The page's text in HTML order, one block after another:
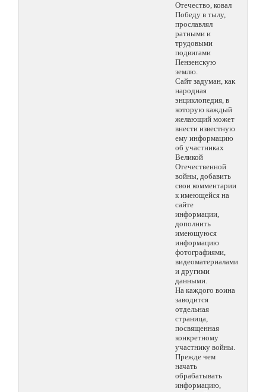
Отечество, ковал
Победу в тылу,
прославлял
ратными и
трудовыми
подвигами
Пензенскую
землю.
Сайт задуман, как
народная
энциклопедия, в
которую каждый
желающий может
внести известную
ему информацию
об участниках
Великой
Отечественной
войны, добавить
свои комментарии
к имеющейся на
сайте
информации,
дополнить
имеющуюся
информацию
фотографиями,
видеоматериалами
и другими
данными.
На каждого воина
заводится
отдельная
страница,
посвященная
конкретному
участнику войны.
Прежде чем
начать
обрабатывать
информацию,